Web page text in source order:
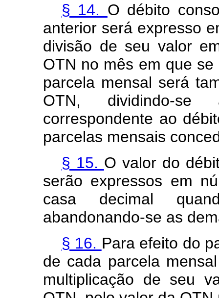
§ 14. O débito
anterior será expresso
divisão de seu valor
OTN no mês em que
parcela mensal será
OTN, dividindo-
correspondente ao
parcelas mensais
§ 15. O valor do
serão expressos em
casa decimal
abandonando-se as
§ 16. Para efeito do
de cada parcela
multiplicação de seu